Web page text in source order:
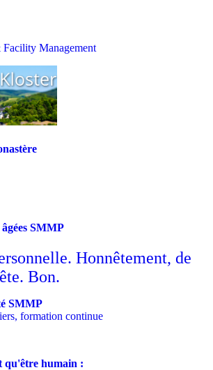
Facility Management
SMMP
Honnêtement, de
Bon.
SMMP
formation continue
qu'être humain :